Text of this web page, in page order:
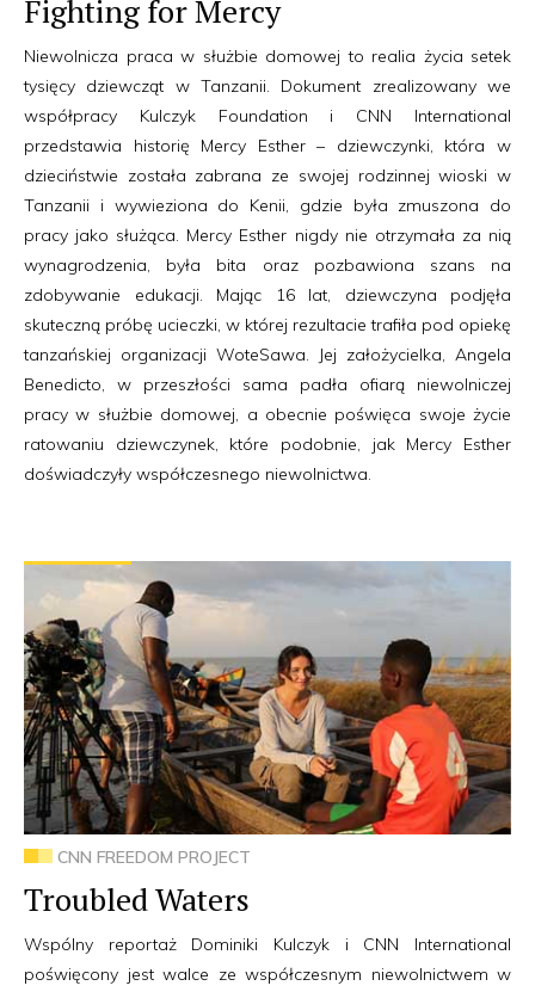
Fighting for Mercy
Niewolnicza praca w służbie domowej to realia życia setek
tysięcy dziewcząt w Tanzanii. Dokument zrealizowany we
współpracy Kulczyk Foundation i CNN International
przedstawia historię Mercy Esther – dziewczynki, która w
dzieciństwie została zabrana ze swojej rodzinnej wioski w
Tanzanii i wywieziona do Kenii, gdzie była zmuszona do
pracy jako służąca. Mercy Esther nigdy nie otrzymała za nią
wynagrodzenia, była bita oraz pozbawiona szans na
zdobywanie edukacji. Mając 16 lat, dziewczyna podjęła
skuteczną próbę ucieczki, w której rezultacie trafiła pod opiekę
tanzańskiej organizacji WoteSawa. Jej założycielka, Angela
Benedicto, w przeszłości sama padła ofiarą niewolniczej
pracy w służbie domowej, a obecnie poświęca swoje życie
ratowaniu dziewczynek, które podobnie, jak Mercy Esther
doświadczyły współczesnego niewolnictwa.
CNN FREEDOM PROJECT
Troubled Waters
Wspólny reportaż Dominiki Kulczyk i CNN International
poświęcony jest walce ze współczesnym niewolnictwem w